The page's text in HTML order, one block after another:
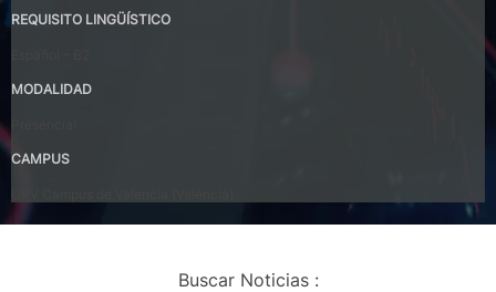
REQUISITO LINGÜÍSTICO
MODALIDAD
CAMPUS
Buscar Noticias: